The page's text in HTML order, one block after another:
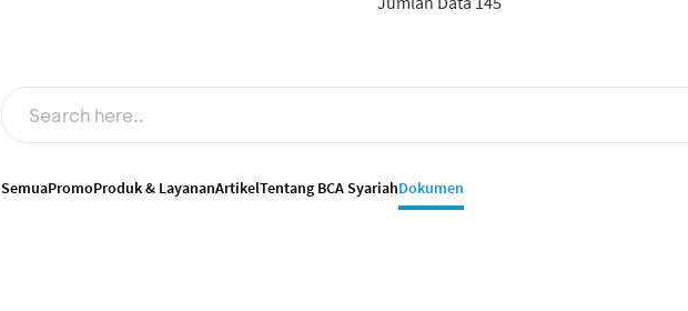
SemuaPromoProduk & LayananArtikelTentang BCA SyariahDokumen